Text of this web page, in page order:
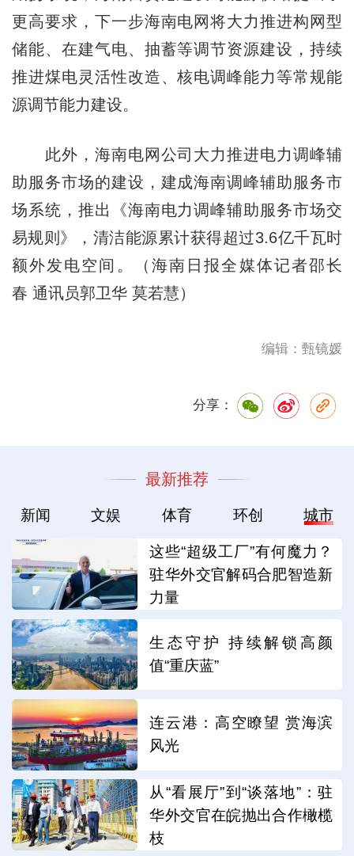
更高要求，下一步海南电网将大力推进构网型
储能、在建气电、抽蓄等调节资源建设，持续
推进煤电灵活性改造、核电调峰能力等常规能
源调节能力建设。
此外，海南电网公司大力推进电力调峰辅
助服务市场的建设，建成海南调峰辅助服务市
场系统，推出《海南电力调峰辅助服务市场交
易规则》，清洁能源累计获得超过3.6亿千瓦时
额外发电空间。（海南日报全媒体记者邵长
春 通讯员郭卫华 莫若慧）
编辑：甄镜媛
分享：
最新推荐
新闻 文娱 体育 环创 城市
这些“超级工厂”有何魔力？
驻华外交官解码合肥智造新
力量
生态守护 持续解锁高颜
值“重庆蓝”
连云港：高空瞭望 赏海滨
风光
从“看展厅”到“谈落地”：驻
华外交官在皖抛出合作橄榄
枝